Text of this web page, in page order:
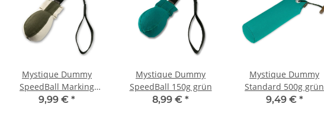
Mystique Dummy
SpeedBall Marking
150g weiß / khaki
9,99 € *
Mystique Dummy
SpeedBall 150g grün
8,99 € *
Mystique Dummy
Standard 500g grün
9,49 € *